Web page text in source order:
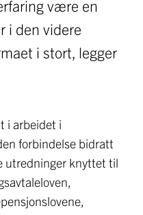
være en
i den videre
i stort, legger
i arbeidet i
forbindelse bidratt
utredninger knyttet til